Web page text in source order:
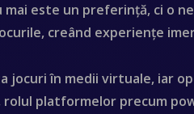
este un preferință, ci o
creând experiențe
jocuri în medii virtuale, iar
platformelor precum